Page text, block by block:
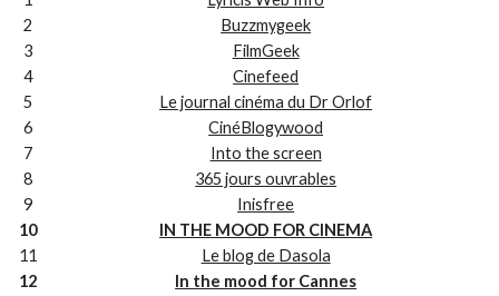
2
Buzzmygeek
3
FilmGeek
4
Cinefeed
5
Le journal cinéma du Dr Orlof
6
CinéBlogywood
7
Into the screen
8
365 jours ouvrables
9
Inisfree
10
IN THE MOOD FOR CINEMA
11
Le blog de Dasola
12
In the mood for Cannes